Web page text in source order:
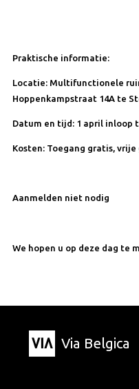
Praktische informatie:
Locatie: Multifunctionele
Hoppenkampstraat 14A te
Datum en tijd: 1 april inloop
Kosten: Toegang gratis,
Aanmelden niet nodig
We hopen u op deze dag te
Via Belgica